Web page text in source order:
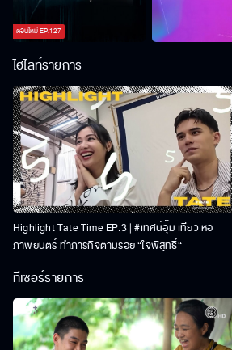
ตอนใหม่EP.127
ไฮไลท์รายการ
Highlight Tate Time EP.3 | #เทศน์อุ้ม เที่ยว หอ
ภาพยนตร์ ทำภารกิจตามรอย “ใจพิสุทธิ์“
ทีเซอร์รายการ